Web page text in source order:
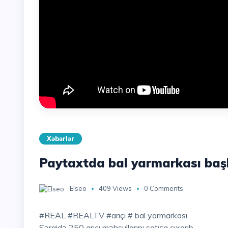
Xəbərlər
Paytaxtda bal yarmarkası
Elseo 409 Views 0 Comments
#REAL #REALTV #arıçı # bal yarmarkası